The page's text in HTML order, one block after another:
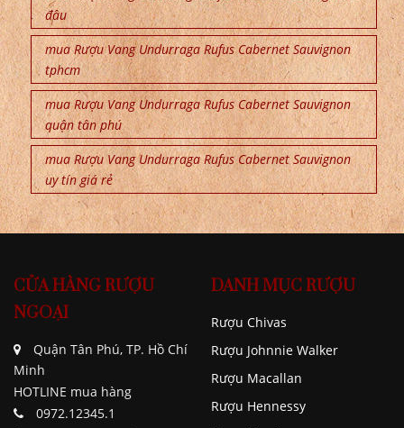
đâu
mua Rượu Vang Undurraga Rufus Cabernet Sauvignon
tphcm
mua Rượu Vang Undurraga Rufus Cabernet Sauvignon
quận tân phú
mua Rượu Vang Undurraga Rufus Cabernet Sauvignon
uy tín giá rẻ
CỬA HÀNG RƯỢU
NGOẠI
Quận Tân Phú, TP. Hồ Chí
Minh
HOTLINE mua hàng
0972.12345.1
DANH MỤC RƯỢU
Rượu Chivas
Rượu Johnnie Walker
Rượu Macallan
Rượu Hennessy